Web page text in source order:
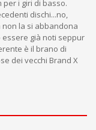
i giri di basso.
dischi...no,
non la si abbandona
già noti seppur
è il brano di
dei vecchi Brand X